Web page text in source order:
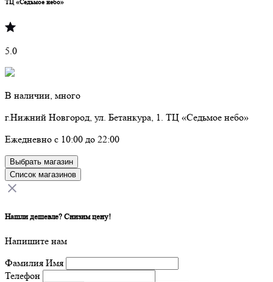
5.0
В наличии, много
г.Нижний Новгород, ул. Бетанкура, 1. ТЦ «Седьмое небо»
Ежедневно с 10:00 до 22:00
Выбрать магазин
Список магазинов
Нашли дешевле? Снизим цену!
Напишите нам
Фамилия Имя
Телефон